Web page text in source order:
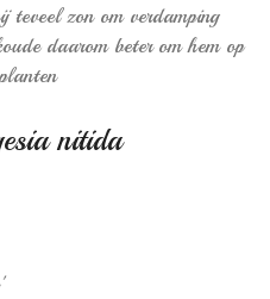
zon om verdamping
daarom beter om hem op
nitida